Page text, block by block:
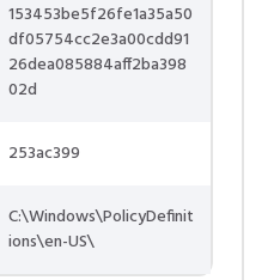
153453be5f26fe1a35a50
df05754cc2e3a00cdd91
26dea085884aff2ba398
02d
253ac399
C:\Windows\PolicyDefinit
ions\en-US\